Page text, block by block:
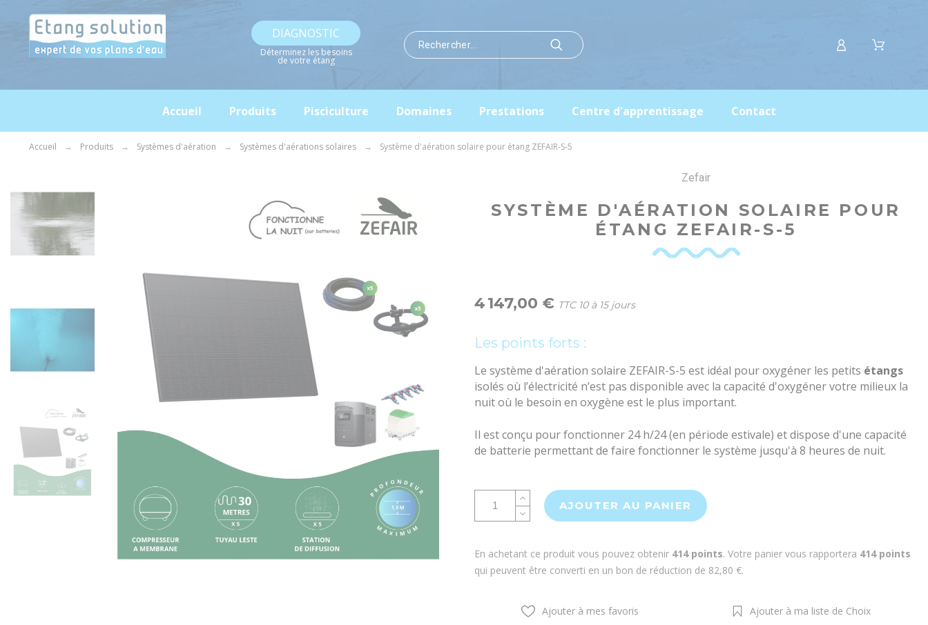
DIAGNOSTIC
Déterminez les besoins
de votre étang
Accueil Produits Pisciculture Domaines Prestations Centre d'apprentissage Contact
Accueil Produits Systèmes d'aération Systèmes d'aérations solaires Système d'aération solaire pour étang ZEFAIR-S-5
Zefair
SYSTÈME D'AÉRATION SOLAIRE POUR
ÉTANG ZEFAIR-S-5
4 147,00 € TTC 10 à 15 jours
Les points forts :
Le système d'aération solaire ZEFAIR-S-5 est idéal pour oxygéner les petits étangs
isolés où l’électricité n’est pas disponible avec la capacité d'oxygéner votre milieux la
nuit où le besoin en oxygène est le plus important.
Il est conçu pour fonctionner 24 h/24 (en période estivale) et dispose d'une capacité
de batterie permettant de faire fonctionner le système jusqu'à 8 heures de nuit.
AJOUTER AU PANIER
En achetant ce produit vous pouvez obtenir 414points. Votre panier vous rapportera 414points
qui peuvent être converti en un bon de réduction de 82,80 €.
Ajouter à mes favoris Ajouter à ma liste de Choix